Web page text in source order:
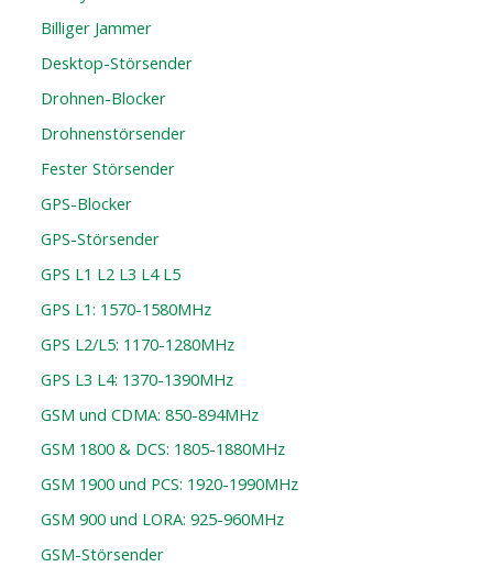
Billiger Jammer
Desktop-Störsender
Drohnen-Blocker
Drohnenstörsender
Fester Störsender
GPS-Blocker
GPS-Störsender
GPS L1 L2 L3 L4 L5
GPS L1: 1570-1580MHz
GPS L2/L5: 1170-1280MHz
GPS L3 L4: 1370-1390MHz
GSM und CDMA: 850-894MHz
GSM 1800 & DCS: 1805-1880MHz
GSM 1900 und PCS: 1920-1990MHz
GSM 900 und LORA: 925-960MHz
GSM-Störsender